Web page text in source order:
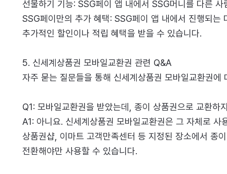
선물하기 기능: SSG페이 앱 내에서 SSG머니를 다른
SSG페이만의 추가 혜택: SSG페이 앱 내에서 진행되는
추가적인 할인이나 적립 혜택을 받을 수 있습니다.
5. 신세계상품권 모바일교환권 관련 Q&A
자주 묻는 질문들을 통해 신세계상품권 모바일교환권에
Q1: 모바일교환권을 받았는데, 종이 상품권으로 교환하
A1: 아니요. 신세계상품권 모바일교환권은 그 자체로 사
상품권샵, 이마트 고객만족센터 등 지정된 장소에서 종
전환해야만 사용할 수 있습니다.